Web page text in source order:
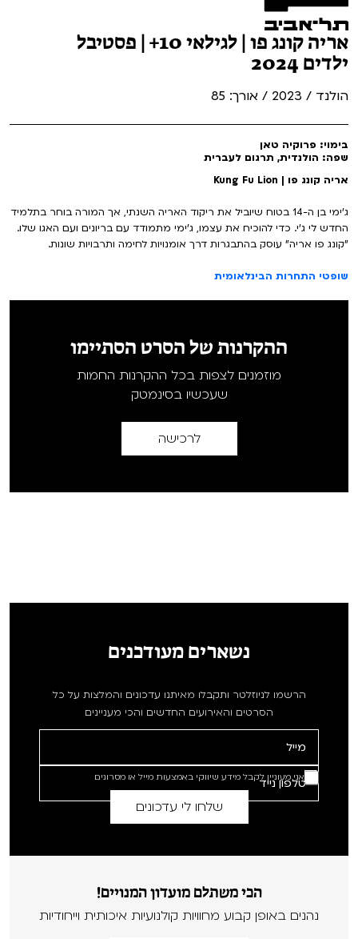
אריה קונג פו | לגילאי 10+ | פסטיבל
ילדים 2024
הולנד / 2023 / אורך: 85
בימוי: פרוקיה טאן
שפה: הולנדית, תרגום לעברית
אריה קונג פו | Kung Fu Lion
ג'ימי בן ה-14 בטוח שיוביל את ריקוד האריה השנתי, אך המורה בוחר בתלמיד
החדש לי ג'י. כדי להוכיח את עצמו, ג'ימי מתמודד עם בריונים ועם האגו שלו.
"קונג פו אריה" עוסק בהתבגרות דרך אומנויות לחימה ותרבויות שונות.
שופטי התחרות הבינלאומית
ההקרנות של הסרט הסתיימו
מוזמנים לצפות בכל ההקרנות החמות
שעכשיו בסינמטק
לרכישה
נשארים מעודכנים
הרשמו לניוזלטר ותקבלו מאיתנו עדכונים והמלצות על כל
הסרטים והאירועים החדשים והכי מעניינים
אני מעוניין לקבל מידע שיווקי באמצעות מייל או מסרונים
הכי משתלם מועדון המנויים!
נהנים באופן קבוע מחוויות קולנועיות איכותית וייחודיות